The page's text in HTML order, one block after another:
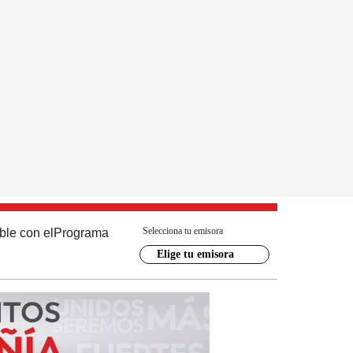
con el Programa Selecciona tu emisora
Elige tu emisora